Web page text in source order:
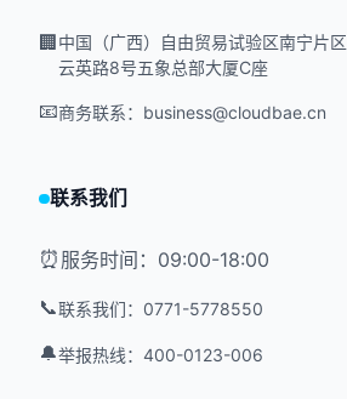
🏢中国（广西）自由贸易试验区南宁片区
云英路8号五象总部大厦C座
📧商务联系：business@cloudbae.cn
联系我们
⏰ 服务时间：09:00-18:00
📞联系我们：0771-5778550
🔔举报热线：400-0123-006